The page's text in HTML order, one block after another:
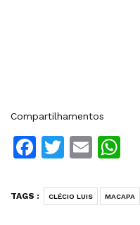
Compartilhamentos
Facebook
Twitter
Email
TAGS : CLÉCIO LUIS MACAPA